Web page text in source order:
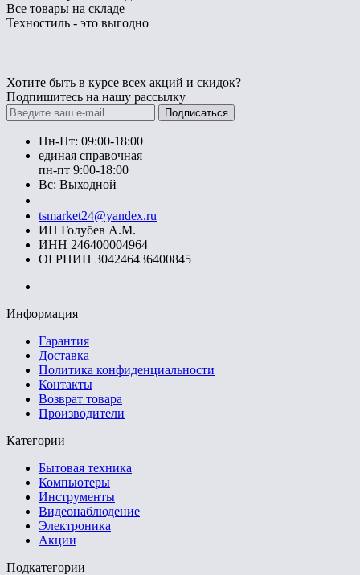
Все товары на складе
Техностиль - это выгодно
Хотите быть в курсе всех акций и скидок?
Подпишитесь на нашу рассылку
Подписаться
Пн-Пт: 09:00-18:00
единая справочная
пн-пт 9:00-18:00
Вс: Выходной
tsmarket24@yandex.ru
ИП Голубев А.М.
ИНН 246400004964
ОГРНИП 304246436400845
Информация
Гарантия
Доставка
Политика конфиденциальности
Контакты
Возврат товара
Производители
Категории
Бытовая техника
Компьютеры
Инструменты
Видеонаблюдение
Электроника
Акции
Подкатегории